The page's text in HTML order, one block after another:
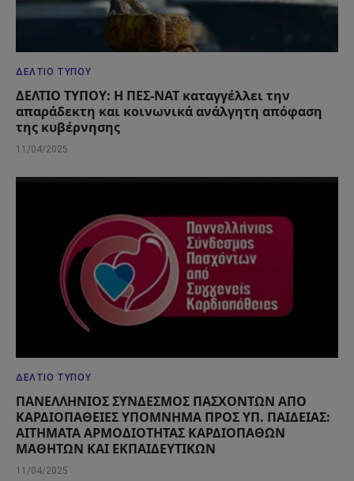
ΔΕΛΤΊΟ ΤΎΠΟΥ
ΔΕΛΤΙΟ ΤΥΠΟΥ: Η ΠΕΣ-ΝΑΤ καταγγέλλει την
απαράδεκτη και κοινωνικά ανάλγητη απόφαση
της κυβέρνησης
11/04/2025
ΔΕΛΤΊΟ ΤΎΠΟΥ
ΠΑΝΕΛΛΗΝΙΟΣ ΣΥΝΔΕΣΜΟΣ ΠΑΣΧΟΝΤΩΝ ΑΠΟ
ΚΑΡΔΙΟΠΑΘΕΙΕΣ ΥΠΟΜΝΗΜΑ ΠΡΟΣ ΥΠ. ΠΑΙΔΕΙΑΣ:
ΑΙΤΗΜΑΤΑ ΑΡΜΟΔΙΟΤΗΤΑΣ ΚΑΡΔΙΟΠΑΘΩΝ
ΜΑΘΗΤΩΝ ΚΑΙ ΕΚΠΑΙΔΕΥΤΙΚΩΝ
11/04/2025